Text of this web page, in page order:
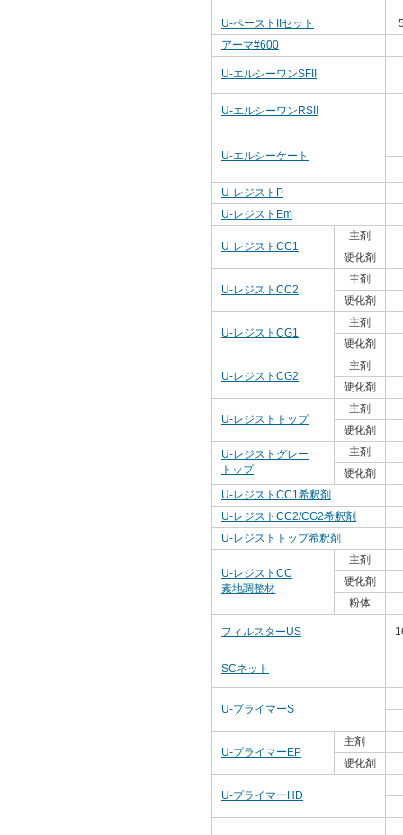
U-ペーストIIセット
アーマ#600
U-エルシーワンSFII
U-エルシーワンRSII
U-エルシーケート
U-レジストP
U-レジストEm
U-レジストCC1
主剤
硬化剤
U-レジストCC2
主剤
硬化剤
U-レジストCG1
主剤
硬化剤
U-レジストCG2
主剤
硬化剤
U-レジストトップ
主剤
硬化剤
U-レジストグレー
トップ
主剤
硬化剤
U-レジストCC1希釈剤
U-レジストCC2/CG2希釈剤
U-レジストトップ希釈剤
U-レジストCC
素地調整材
主剤
硬化剤
粉体
フィルスターUS
SCネット
U-プライマーS
U-プライマーEP
主剤
硬化剤
U-プライマーHD